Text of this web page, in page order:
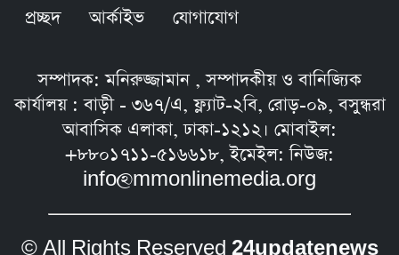
প্রচ্ছদ আর্কাইভ যোগাযোগ
সম্পাদক: মনিরুজ্জামান , সম্পাদকীয় ও বানিজ্যিক
কার্যালয় : বাড়ী - ৩৬৭/এ, ফ্ল্যাট-২বি, রোড়-০৯, বসুন্ধরা
আবাসিক এলাকা, ঢাকা-১২১২। মোবাইল:
+৮৮০১৭১১-৫১৬৬১৮, ইমেইল: নিউজ:
info@mmonlinemedia.org
© All Rights Reserved 24updatenews